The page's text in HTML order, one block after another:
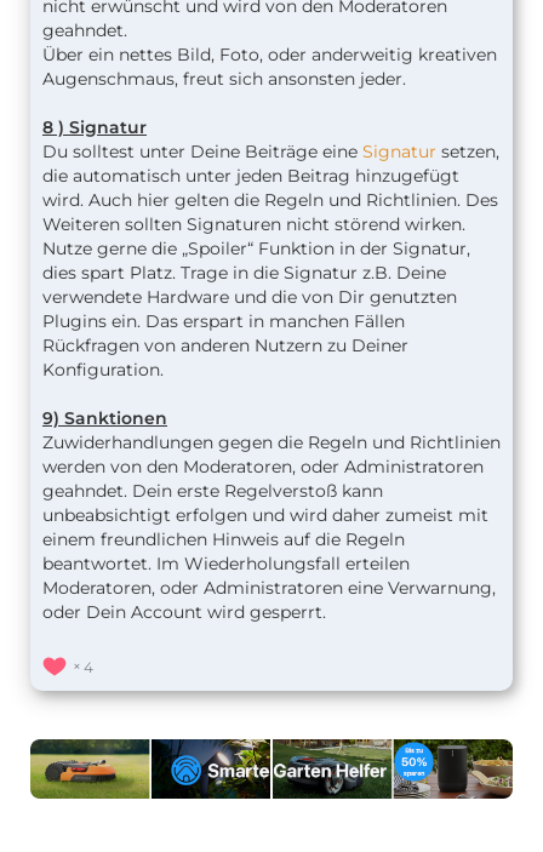
nicht erwünscht und wird von den Moderatoren
geahndet.
Über ein nettes Bild, Foto, oder anderweitig kreativen
Augenschmaus, freut sich ansonsten jeder.
8 ) Signatur
Du solltest unter Deine Beiträge eine Signatur setzen,
die automatisch unter jeden Beitrag hinzugefügt
wird. Auch hier gelten die Regeln und Richtlinien. Des
Weiteren sollten Signaturen nicht störend wirken.
Nutze gerne die „Spoiler“ Funktion in der Signatur,
dies spart Platz. Trage in die Signatur z.B. Deine
verwendete Hardware und die von Dir genutzten
Plugins ein. Das erspart in manchen Fällen
Rückfragen von anderen Nutzern zu Deiner
Konfiguration.
9) Sanktionen
Zuwiderhandlungen gegen die Regeln und Richtlinien
werden von den Moderatoren, oder Administratoren
geahndet. Dein erste Regelverstoß kann
unbeabsichtigt erfolgen und wird daher zumeist mit
einem freundlichen Hinweis auf die Regeln
beantwortet. Im Wiederholungsfall erteilen
Moderatoren, oder Administratoren eine Verwarnung,
oder Dein Account wird gesperrt.
4